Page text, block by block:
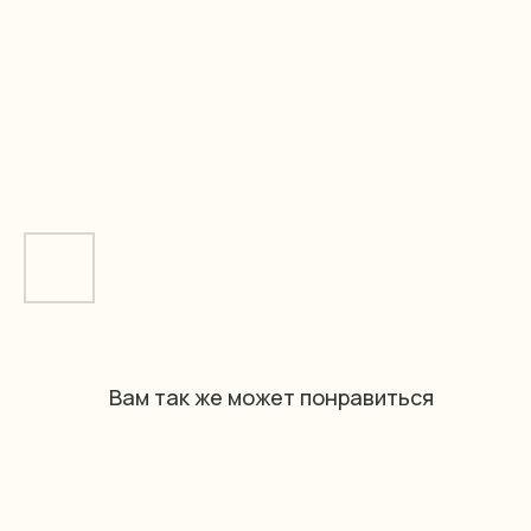
Вам так же может понравиться